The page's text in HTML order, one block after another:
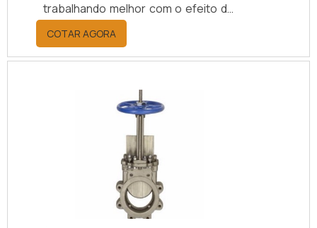
trabalhando melhor com o efeito de
fading, que é a perda de eficiência
do freio quando utilizado por um
tempo prolongado. É importante
poucos fabricantes deste modelo
de pastilhas de freio cerâmica,
geralmente produzidas em material
cerâmico de alta
qualidade.Propriedade do
equipamento Sua modernidade
permite eficiência quase total; Não
COTAR AGORA